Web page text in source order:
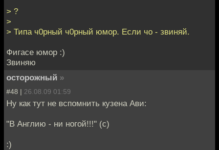
> ?
>
> Типа ч0рный ч0рный юмор. Если чо - звиняй.
Фигасе юмор :)
Звиняю
осторожный »
#48 | 26.08.09 01:59
Ну как тут не вспомнить кузена Ави:
"В Англию - ни ногой!!!" (с)
:)